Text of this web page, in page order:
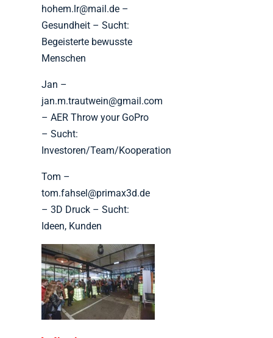
hohem.lr@mail.de –
Gesundheit – Sucht:
Begeisterte bewusste
Menschen
Jan –
jan.m.trautwein@gmail.com
– AER Throw your GoPro
– Sucht:
Investoren/Team/Kooperation
Tom –
tom.fahsel@primax3d.de
– 3D Druck – Sucht:
Ideen, Kunden